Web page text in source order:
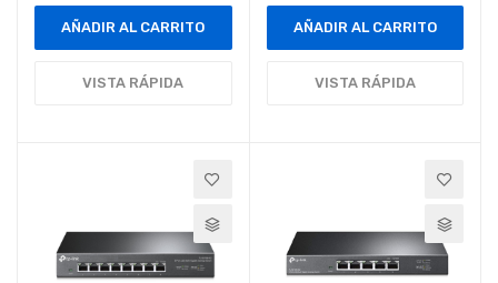
AÑADIR AL CARRITO
VISTA RÁPIDA
AÑADIR AL CARRITO
VISTA RÁPIDA